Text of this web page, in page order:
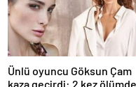
Ünlü oyuncu Göksun Çam
kaza geçirdi: 2 kez